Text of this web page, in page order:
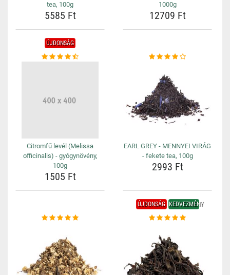
tea, 100g
5585 Ft
1000g
12709 Ft
ÚJDONSÁG
Citromfű levél (Melissa
officinalis) - gyógynövény,
100g
1505 Ft
EARL GREY - MENNYEI VIRÁG
- fekete tea, 100g
2993 Ft
ÚJDONSÁG KEDVEZMÉNY